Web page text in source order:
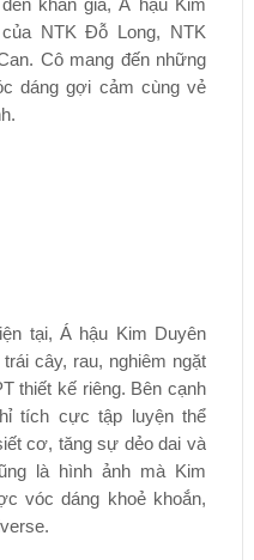
NTK Đỗ Long, NTK
Cô mang đến những
dáng gợi cảm cùng vẻ
tại, Á hậu Kim Duyên
cây, rau, nghiêm ngặt
thiết kế riêng. Bên cạnh
tích cực tập luyện thể
cơ, tăng sự dẻo dai và
là hình ảnh mà Kim
vóc dáng khoẻ khoắn,